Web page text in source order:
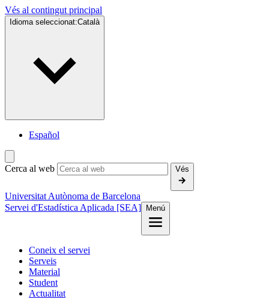
Vés al contingut principal
Idioma seleccionat:Català
Español
Cerca al web Vés
Universitat Autònoma de Barcelona
Servei d'Estadística Aplicada [SEA]
Menú
Coneix el servei
Serveis
Material
Student
Actualitat